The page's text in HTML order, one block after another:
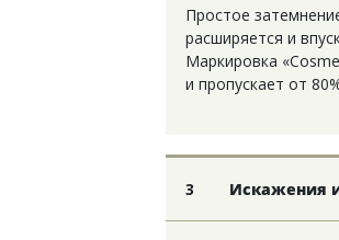
Простое
расширяется и
Маркировка
и пропускает от
3 Искажения